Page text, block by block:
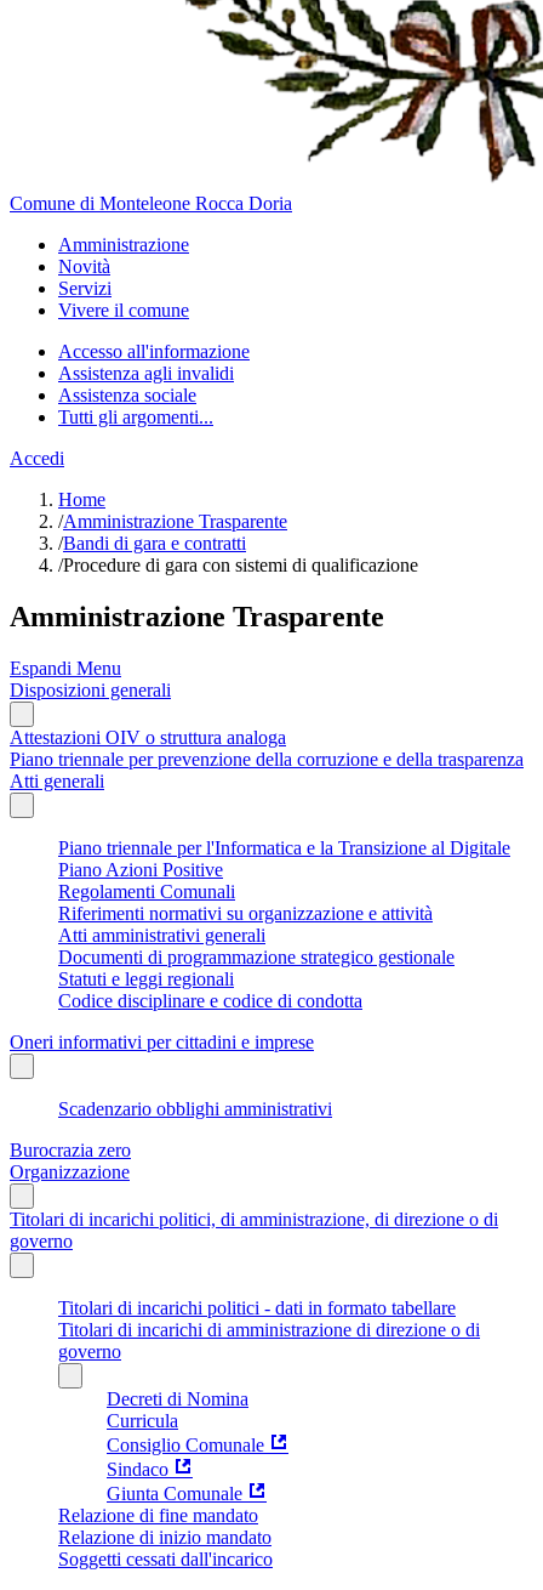
Comune di Monteleone Rocca Doria
Amministrazione
Novità
Servizi
Vivere il comune
Accesso all'informazione
Assistenza agli invalidi
Assistenza sociale
Tutti gli argomenti...
Accedi
Home
/Amministrazione Trasparente
/Bandi di gara e contratti
/Procedure di gara con sistemi di qualificazione
Amministrazione Trasparente
Espandi Menu
Disposizioni generali
Attestazioni OIV o struttura analoga
Piano triennale per prevenzione della corruzione e della trasparenza
Atti generali
Piano triennale per l'Informatica e la Transizione al Digitale
Piano Azioni Positive
Regolamenti Comunali
Riferimenti normativi su organizzazione e attività
Atti amministrativi generali
Documenti di programmazione strategico gestionale
Statuti e leggi regionali
Codice disciplinare e codice di condotta
Oneri informativi per cittadini e imprese
Scadenzario obblighi amministrativi
Burocrazia zero
Organizzazione
Titolari di incarichi politici, di amministrazione, di direzione o di
governo
Titolari di incarichi politici - dati in formato tabellare
Titolari di incarichi di amministrazione di direzione o di
governo
Decreti di Nomina
Curricula
Consiglio Comunale
Sindaco
Giunta Comunale
Relazione di fine mandato
Relazione di inizio mandato
Soggetti cessati dall'incarico